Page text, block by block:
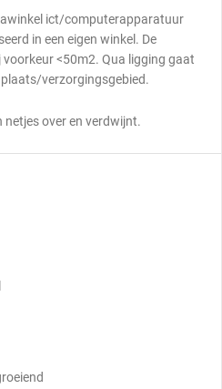
ict/computerapparatuur
in een eigen winkel. De
<50m2. Qua ligging gaat
verzorgingsgebied.
netjes over en verdwijnt.